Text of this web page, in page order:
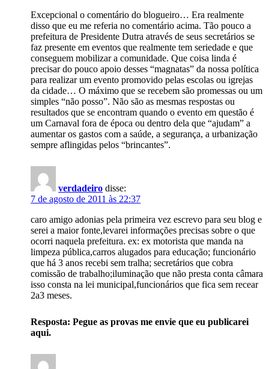
Excepcional o comentário do blogueiro… Era realmente
disso que eu me referia no comentário acima. Tão pouco a
prefeitura de Presidente Dutra através de seus secretários se
faz presente em eventos que realmente tem seriedade e que
conseguem mobilizar a comunidade. Que coisa linda é
precisar do pouco apoio desses “magnatas” da nossa política
para realizar um evento promovido pelas escolas ou igrejas
da cidade… O máximo que se recebem são promessas ou um
simples “não posso”. Não são as mesmas respostas ou
resultados que se encontram quando o evento em questão é
um Carnaval fora de época ou dentro dela que “ajudam” a
aumentar os gastos com a saúde, a segurança, a urbanização
sempre aflingidas pelos “brincantes”.
verdadeiro disse:
7 de agosto de 2011 às 22:37
caro amigo adonias pela primeira vez escrevo para seu blog e
serei a maior fonte,levarei informações precisas sobre o que
ocorri naquela prefeitura. ex: ex motorista que manda na
limpeza pública,carros alugados para educação; funcionário
que há 3 anos recebi sem tralha; secretários que cobra
comissão de trabalho;iluminação que não presta conta câmara
isso consta na lei municipal,funcionários que fica sem recear
2a3 meses.
Resposta: Pegue as provas me envie que eu publicarei
aqui.